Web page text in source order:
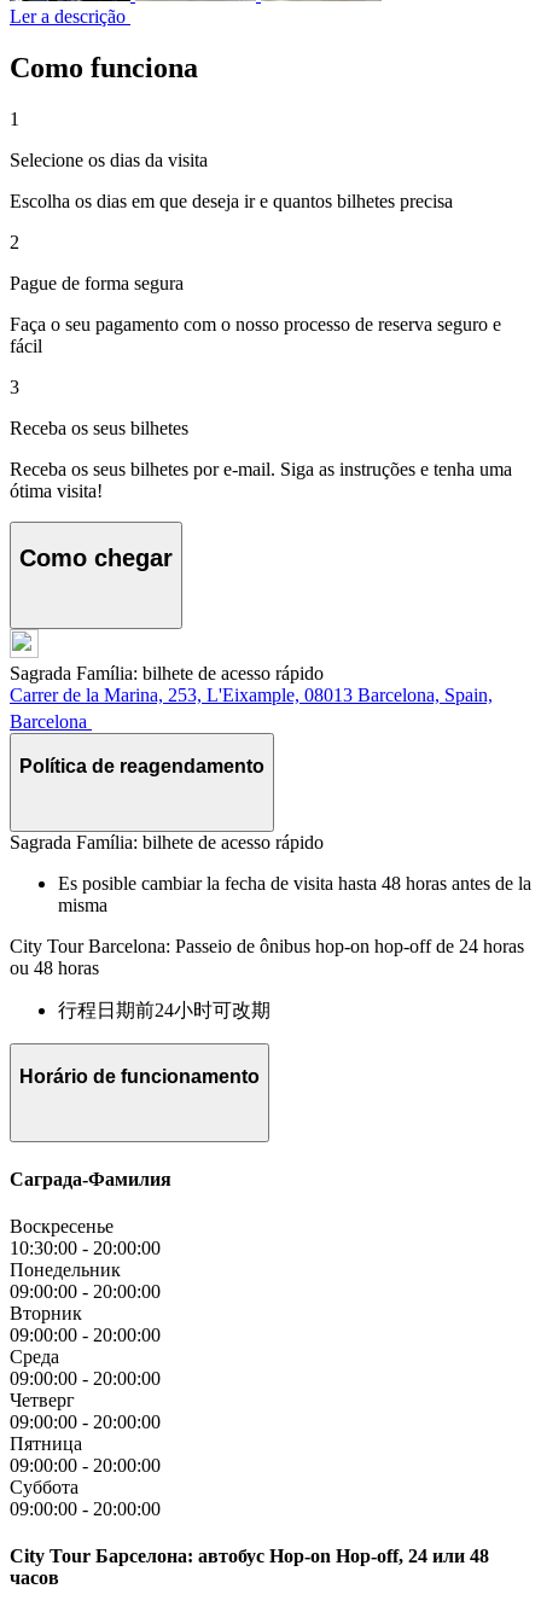
Ler a descrição
Como funciona
1
Selecione os dias da visita
Escolha os dias em que deseja ir e quantos bilhetes precisa
2
Pague de forma segura
Faça o seu pagamento com o nosso processo de reserva seguro e
fácil
3
Receba os seus bilhetes
Receba os seus bilhetes por e-mail. Siga as instruções e tenha uma
ótima visita!
Como chegar
Sagrada Família: bilhete de acesso rápido
Carrer de la Marina, 253, L'Eixample, 08013 Barcelona, Spain,
Barcelona
Política de reagendamento
Sagrada Família: bilhete de acesso rápido
Es posible cambiar la fecha de visita hasta 48 horas antes de la
misma
City Tour Barcelona: Passeio de ônibus hop-on hop-off de 24 horas
ou 48 horas
行程日期前24小时可改期
Horário de funcionamento
Саграда-Фамилия
Воскресенье
10:30:00 - 20:00:00
Понедельник
09:00:00 - 20:00:00
Вторник
09:00:00 - 20:00:00
Среда
09:00:00 - 20:00:00
Четверг
09:00:00 - 20:00:00
Пятница
09:00:00 - 20:00:00
Суббота
09:00:00 - 20:00:00
City Tour Барселона: автобус Hop-on Hop-off, 24 или 48
часов